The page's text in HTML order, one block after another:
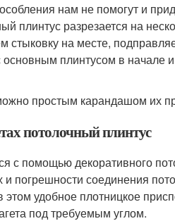
нам не помогут и
плинтус разрезается на
стыковку на месте,
плинтусом в начале
простым карандашом их
потолочный плинтус
с помощью декоративного
погрешности соединения
удобное плотницкое
под требуемым углом.